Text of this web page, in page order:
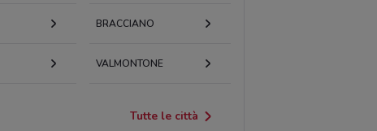
BRACCIANO
VALMONTONE
Tutte le città